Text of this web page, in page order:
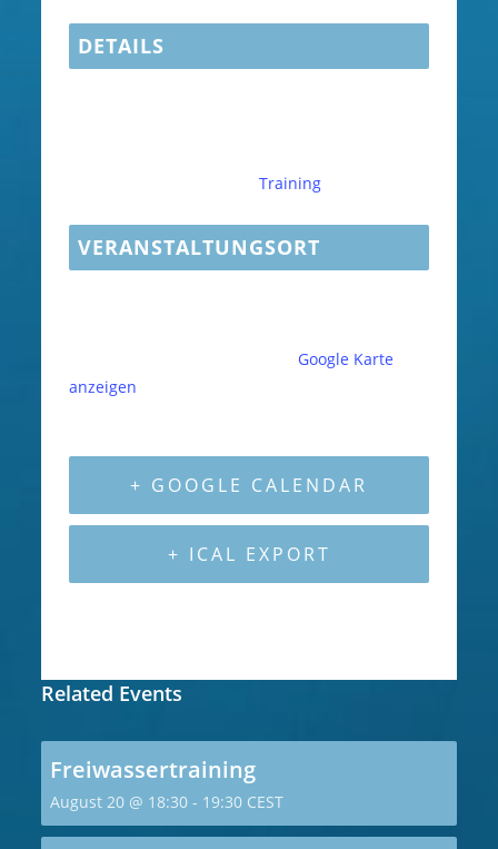
DETAILS
Training
VERANSTALTUNGSORT
Google Karte
anzeigen
+ GOOGLE CALENDAR
+ ICAL EXPORT
Related Events
Freiwassertraining
August 20 @ 18:30 - 19:30 CEST